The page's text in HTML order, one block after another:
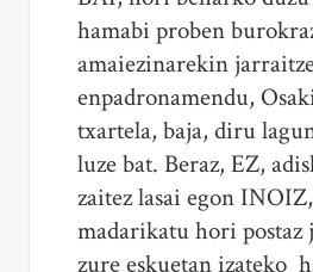
hamabi proben
amaiezinarekin
enpadronamendu,
txartela, baja, diru
luze bat. Beraz, EZ,
zaitez lasai egon
madarikatu hori postaz
zure eskuetan izateko